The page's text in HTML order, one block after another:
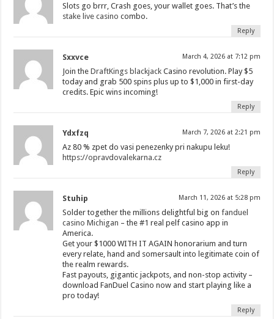
Slots go brrr, Crash goes, your wallet goes. That’s the
stake live casino combo.
Reply
Sxxvce March 4, 2026 at 7:12 pm
Join theDraftKings blackjack Casino revolution. Play $5
today and grab 500 spins plus up to $1,000 in first-day
credits. Epic wins incoming!
Reply
Ydxfzq March 7, 2026 at 2:21 pm
Az 80 % zpet do vasi penezenky pri nakupu leku!
https://opravdovalekarna.cz
Reply
Stuhip March 11, 2026 at 5:28 pm
Solder together the millions delightful big onfanduel
casino Michigan – the #1 real pelf casino app in
America.
Get your $1000 WITH IT AGAIN honorarium and turn
every relate, hand and somersault into legitimate coin of
the realm rewards.
Fast payouts, gigantic jackpots, and non-stop activity –
download FanDuel Casino now and start playing like a
pro today!
Reply